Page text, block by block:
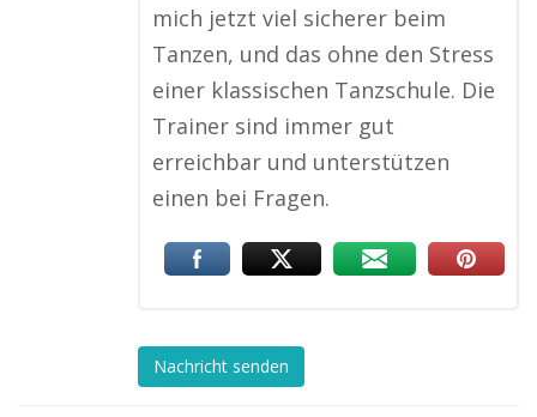
mich jetzt viel sicherer beim
Tanzen, und das ohne den Stress
einer klassischen Tanzschule. Die
Trainer sind immer gut
erreichbar und unterstützen
einen bei Fragen.
Nachricht senden